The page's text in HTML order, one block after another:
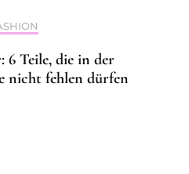
6 Teile, die in der
nicht fehlen dürfen